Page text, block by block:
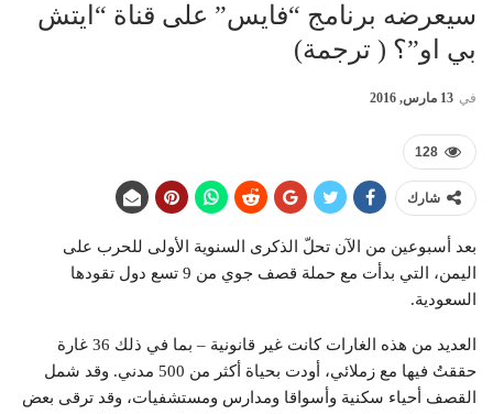
سيعرضه برنامج “فايس” على قناة “ايتش
بي او”؟ ( ترجمة)
في 13 مارس, 2016
128
شارك
بعد أسبوعين من الآن تحلّ الذكرى السنوية الأولى للحرب على
اليمن، التي بدأت مع حملة قصف جوي من 9 تسع دول تقودها
السعودية.
العديد من هذه الغارات كانت غير قانونية – بما في ذلك 36 غارة
حققتُ فيها مع زملائي، أودت بحياة أكثر من 500 مدني. وقد شمل
القصف أحياء سكنية وأسواقا ومدارس ومستشفيات، وقد ترقى بعض